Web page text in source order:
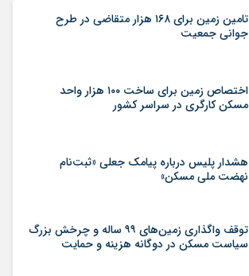
تامین زمین برای ۱۶۸ هزار متقاضی در طرح
جوانی جمعیت
اختصاص زمین برای ساخت ۱۰۰ هزار واحد
مسکن کارگری در سراسر کشور
هشدار پلیس درباره پیامک جعلی «ثبت‌نام
نهضت ملی مسکن»
توقف واگذاری زمین‌های ۹۹ ساله و چرخش بزرگ
سیاست مسکن در دوگانه هزینه و حمایت